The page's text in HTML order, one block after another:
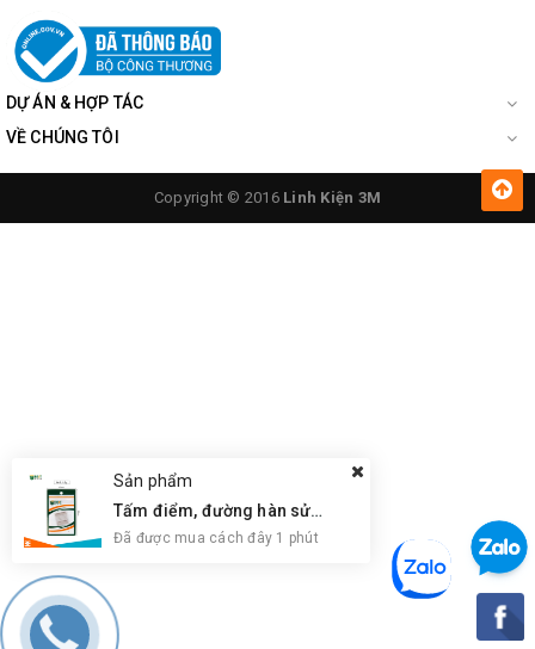
DỰ ÁN & HỢP TÁC
VỀ CHÚNG TÔI
Copyright © 2016 Linh Kiện 3M
Sản phẩm
Tấm điểm, đường hàn sửa chữa IC, PCB, Cảm Ứng BGA, Vân Tay Điện Thoại, Pad - Best 28 x 28mm
Đã được mua cách đây 1 phút